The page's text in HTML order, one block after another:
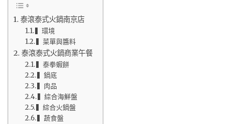
泰滾泰式火鍋南京店
▍環境
▍菜單與醬料
泰滾泰式火鍋商業午餐
▍泰拳蝦餅
▍鍋底
▍肉品
▍綜合海鮮盤
▍綜合火鍋盤
▍蔬食盤